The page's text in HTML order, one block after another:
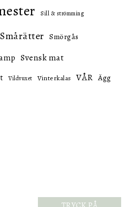
Sill & strömming
Smårätter Smörgås
Svensk mat
Vildvuxet Vinterkalas VÅR Ägg